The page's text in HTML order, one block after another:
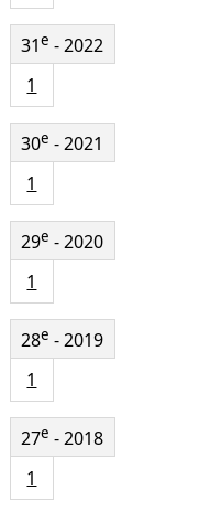
31e - 2022
1
30e - 2021
1
29e - 2020
1
28e - 2019
1
27e - 2018
1